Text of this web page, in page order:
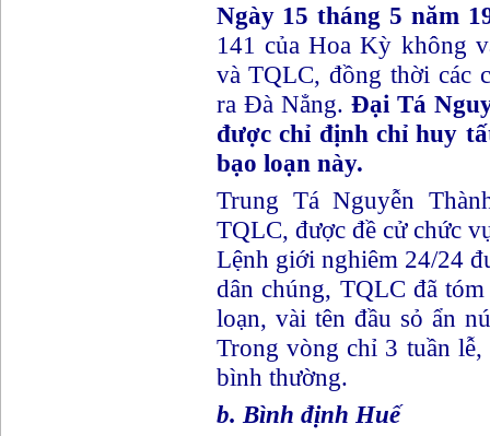
Ngày 15 tháng 5 năm
141 của Hoa Kỳ không
và TQLC, đồng thời các
ra Đà Nẳng. Đại Tá
được chỉ định chỉ huy
bạo loạn này.
Trung Tá Nguyễn
TQLC, được đề cử chức
Lệnh giới nghiêm 24/24
dân chúng, TQLC đã
loạn, vài tên đầu sỏ ẩn
Trong vòng chỉ 3 tuần
bình thường.
b. Bình định Huế